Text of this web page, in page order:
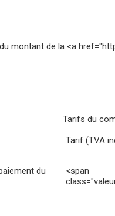
montant de la <a
Tarifs du
Tarif (TVA
du
<span